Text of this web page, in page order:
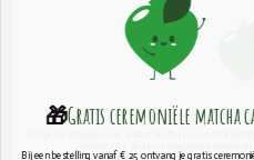
Voedingswaarden
Wil je niks missen van wat er leeft in en rond
promoties, acties, recepten,
🎁Gratis ceremoniële ​matcha
Bij een bestelling vanaf € 25 ontvang je gratis